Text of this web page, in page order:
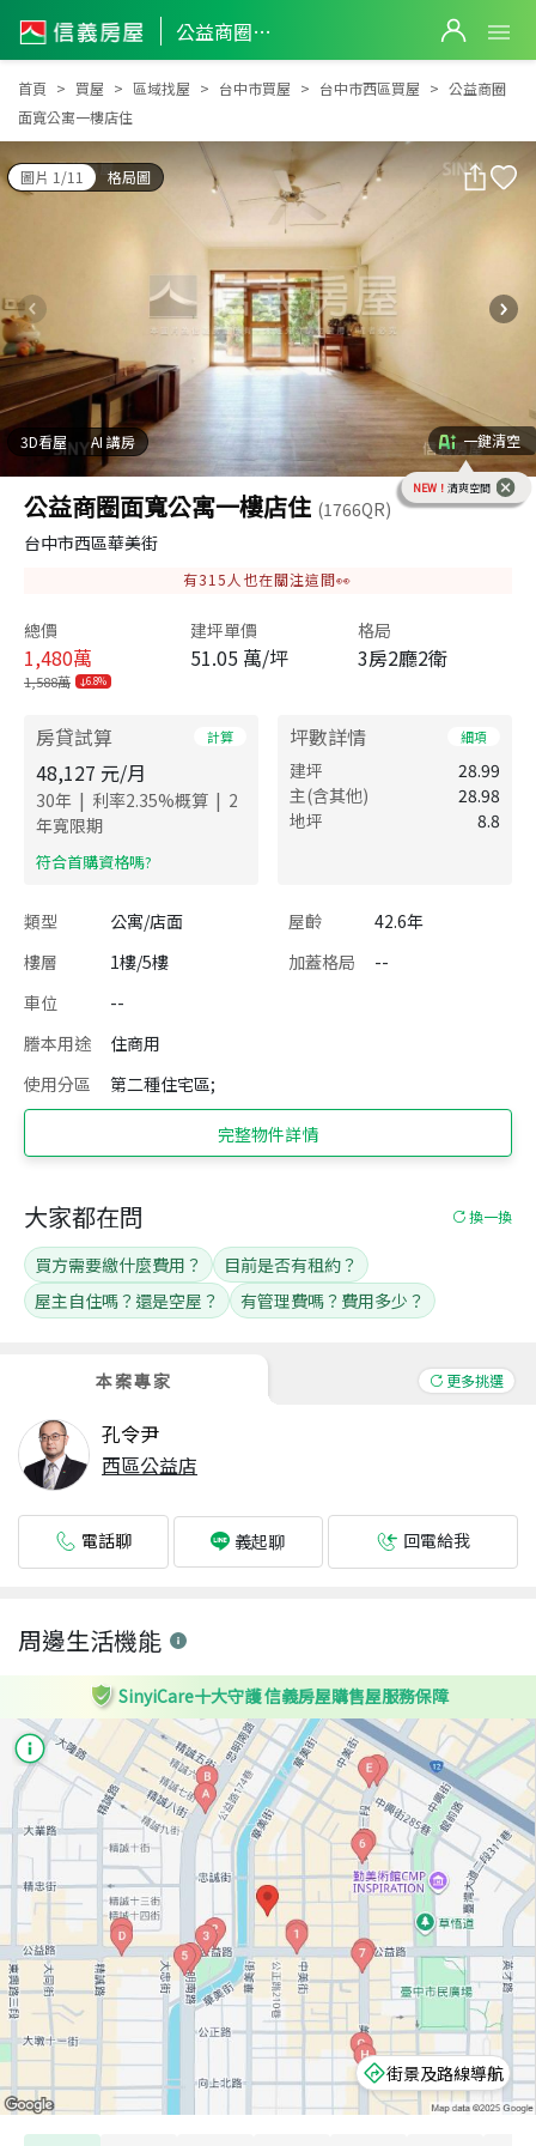
公益商圈面寬公寓一樓店住
公益商圈面寬公寓一樓店住
首頁 買屋 區域找屋 台中市買屋 台中市西區買屋
公益商圈
面寬公寓一樓店住
圖片 1/11 格局圖
3D看屋 AI 講房 一鍵清空
NEW！ 清爽空間
公益商圈面寬公寓一樓店住 (1766QR)
台中市西區華美街
有315 人也在關注這間👀
總價
1,480萬
1,588萬 6.8%
建坪單價
51.05 萬/坪
格局
3房2廳2衛
房貸試算 計算
48,127 元/月
30年 | 利率2.35%概算 | 2
年寬限期
​符合首購資格嗎?
坪數詳情 細項
建坪
28.99
主(含其他)
28.98
地坪
8.8
類型 公寓/店面 屋齡
42.6年
樓層
1樓/5樓 加蓋格局
--
車位
--
謄本用途
住商用
使用分區
第二種住宅區;
完整物件詳情
本案專家 更多挑選
孔令尹
西區公益店
電話聊 義起聊 回電給我
大家都在問 換一換
買方需要繳什麼費用？
目前是否有租約？
屋主自住嗎？還是空屋？
有管理費嗎？費用多少？
周邊生活機能
SinyiCare十大守護 信義房屋購售屋服務保障
街景及路線導航